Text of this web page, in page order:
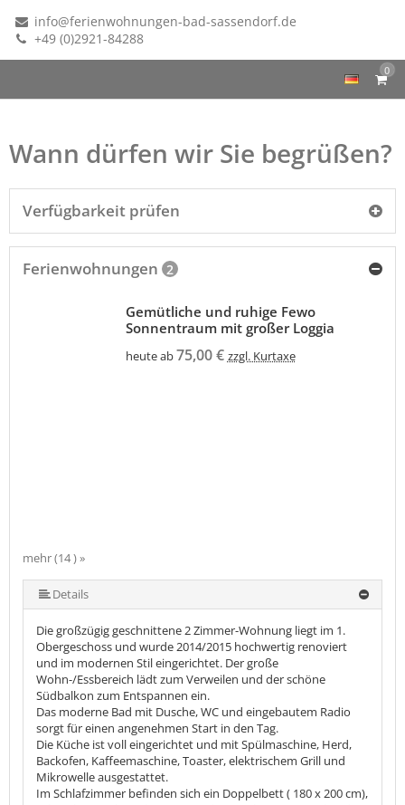
info@ferienwohnungen-bad-sassendorf.de
+49 (0)2921-84288
0
Wann dürfen wir Sie begrüßen?
Verfügbarkeit prüfen
Ferienwohnungen 2
mehr (14 ) »
mehr (14 ) »
mehr (14 ) »
mehr (14 ) »
mehr (14 ) »
mehr (14 ) »
mehr (14 ) »
mehr (14 ) »
mehr (14 ) »
mehr (14 ) »
mehr (14 ) »
Gemütliche und ruhige Fewo
Sonnentraum mit großer Loggia
heute ab75,00 € zzgl. Kurtaxe
Details
Die großzügig geschnittene 2 Zimmer-Wohnung liegt im 1.
Obergeschoss und wurde 2014/2015 hochwertig renoviert
und im modernen Stil eingerichtet. Der große
Wohn-/Essbereich lädt zum Verweilen und der schöne
Südbalkon zum Entspannen ein.
Das moderne Bad mit Dusche, WC und eingebautem Radio
sorgt für einen angenehmen Start in den Tag.
Die Küche ist voll eingerichtet und mit Spülmaschine, Herd,
Backofen, Kaffeemaschine, Toaster, elektrischem Grill und
Mikrowelle ausgestattet.
Im Schlafzimmer befinden sich ein Doppelbett ( 180 x 200 cm),